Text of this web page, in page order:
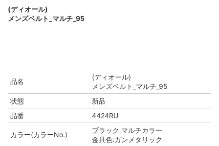
(ディオール)
メンズベルト_マルチ_95
品名
(ディオール)
メンズベルト_マルチ_95
状態
新品
品番
4424RU
カラー(カラーNo.)
ブラック マルチカラー
金具色:ガンメタリック